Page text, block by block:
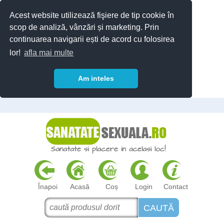
Acest website utilizează fişiere de tip cookie în
scop de analiză, vânzări și marketing. Prin
continuarea navigarii ești de acord cu folosirea
lor! afla mai multe
Am inteles
Înapoi Acasă Coș Login Contact